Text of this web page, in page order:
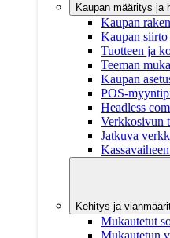
Kaupan määritys ja
Kaupan
Kaupan siirto
Tuotteen ja
Teeman
Kaupan
POS-
Headless
Verkkosivun
Jatkuva
Kehitys ja
Mukautetut